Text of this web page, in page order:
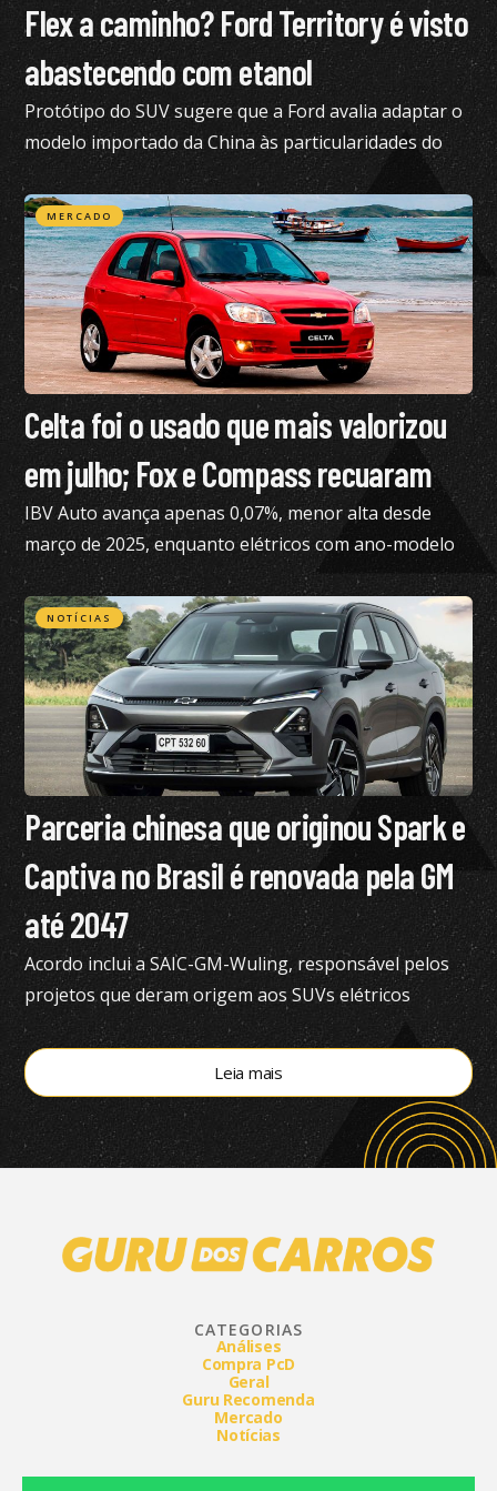
Flex a caminho? Ford Territory é visto
abastecendo com etanol
Protótipo do SUV sugere que a Ford avalia adaptar o
modelo importado da China às particularidades do
mercado brasileiro
MERCADO
Celta foi o usado que mais valorizou
em julho; Fox e Compass recuaram
IBV Auto avança apenas 0,07%, menor alta desde
março de 2025, enquanto elétricos com ano-modelo
2023 desvalorizam 46,15%
NOTÍCIAS
Parceria chinesa que originou Spark e
Captiva no Brasil é renovada pela GM
até 2047
Acordo inclui a SAIC-GM-Wuling, responsável pelos
projetos que deram origem aos SUVs elétricos
vendidos atualmente no Brasil
Leia mais
CATEGORIAS
Análises
Compra PcD
Geral
Guru Recomenda
Mercado
Notícias